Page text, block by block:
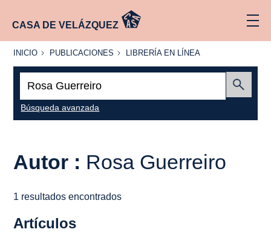
CASA DE VELÁZQUEZ
INICIO
INICIO PUBLICACIONES
PUBLICACIONES
LIBRERÍA
LÍNEA
LIBRERÍA EN LÍNEA
Búsqueda avanzada
Autor : Rosa Guerreiro
1 resultados encontrados
Artículos